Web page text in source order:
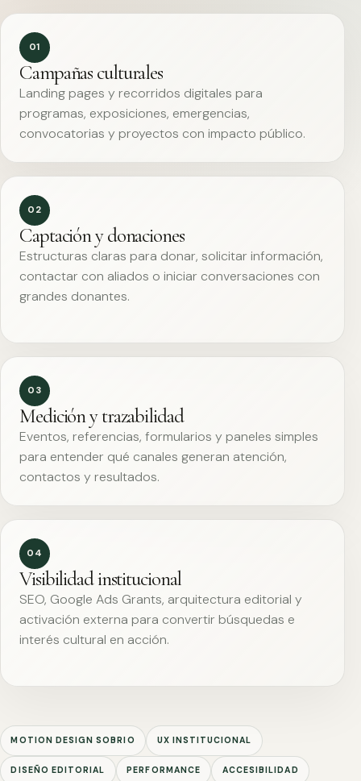
01
Campañas culturales
Landing pages y recorridos digitales para
programas, exposiciones, emergencias,
convocatorias y proyectos con impacto público.
02
Captación y donaciones
Estructuras claras para donar, solicitar información,
contactar con aliados o iniciar conversaciones con
grandes donantes.
03
Medición y trazabilidad
Eventos, referencias, formularios y paneles simples
para entender qué canales generan atención,
contactos y resultados.
04
Visibilidad institucional
SEO, Google Ads Grants, arquitectura editorial y
activación externa para convertir búsquedas e
interés cultural en acción.
MOTION DESIGN SOBRIO UX INSTITUCIONAL
DISEÑO EDITORIAL PERFORMANCE ACCESIBILIDAD